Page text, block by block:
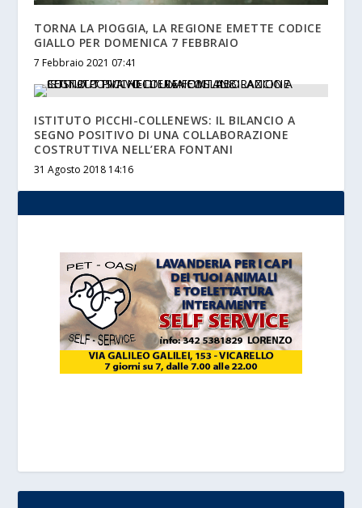
TORNA LA PIOGGIA, LA REGIONE EMETTE CODICE
GIALLO PER DOMENICA 7 FEBBRAIO
7 Febbraio 2021 07:41
ISTITUTO PICCHI-COLLENEWS: IL BILANCIO A
SEGNO POSITIVO DI UNA COLLABORAZIONE
COSTRUTTIVA NELL’ERA FONTANI
31 Agosto 2018 14:16